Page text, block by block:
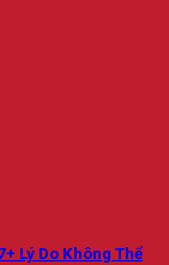
Lý Do Không Thể